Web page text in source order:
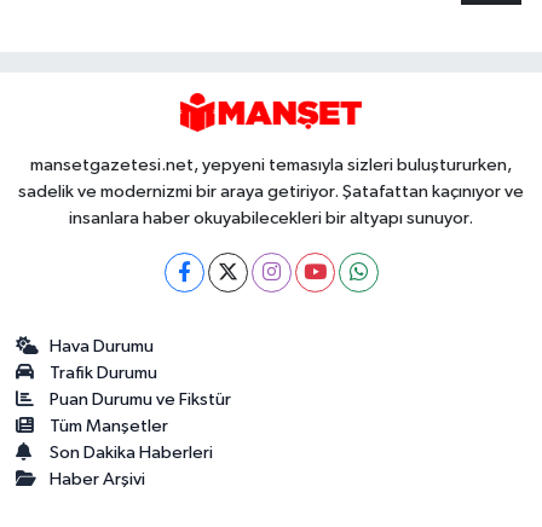
mansetgazetesi.net, yepyeni temasıyla sizleri buluştururken,
sadelik ve modernizmi bir araya getiriyor. Şatafattan kaçınıyor ve
insanlara haber okuyabilecekleri bir altyapı sunuyor.
Hava Durumu
Trafik Durumu
Puan Durumu ve Fikstür
Tüm Manşetler
Son Dakika Haberleri
Haber Arşivi